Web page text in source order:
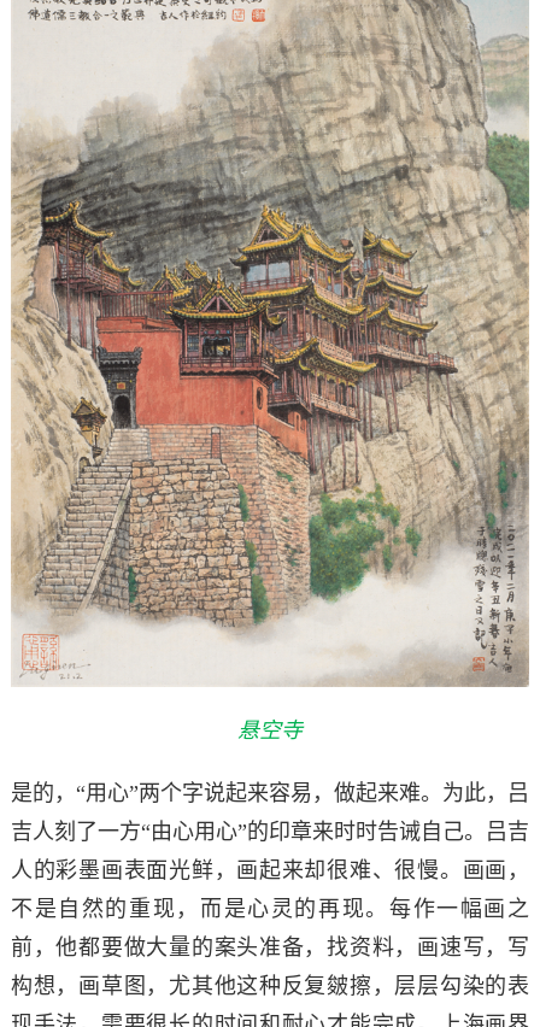
悬空寺
是的，“用心”两个字说起来容易，做起来难。为此，吕
吉人刻了一方“由心用心”的印章来时时告诫自己。吕吉
人的彩墨画表面光鲜，画起来却很难、很慢。画画，
不是自然的重现，而是心灵的再现。每作一幅画之
前，他都要做大量的案头准备，找资料，画速写，写
构想，画草图，尤其他这种反复皴擦，层层勾染的表